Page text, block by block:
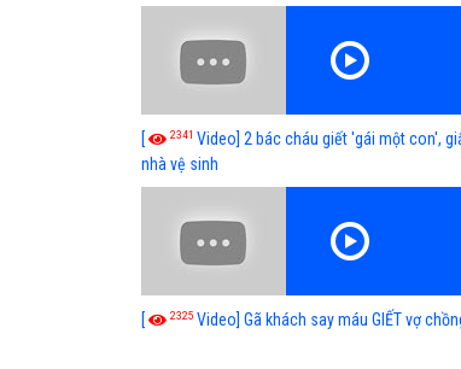
[ 2341 Video] 2 bác cháu giết 'gái một con',
nhà vệ sinh
[ 2325 Video] Gã khách say máu GIẾT vợ